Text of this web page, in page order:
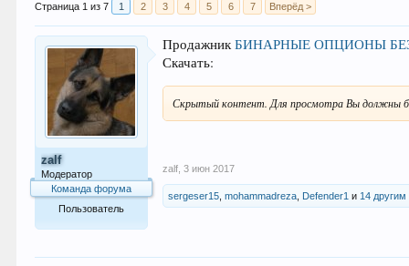
Страница 1 из 7 1 2 3 4 5 6 7 Вперёд >
zalf
Модератор
Команда форума
Пользователь
ПродажникБИНАРНЫЕ ОПЦИОНЫ
Скачать:
Скрытый контент. Для просмотра Вы должны
zalf 3 июн 2017
sergeser15 ,mohammadreza Defender1 и 14 другим